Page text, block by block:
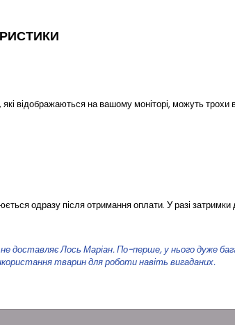
відображаються на вашому моніторі, можуть трохи
одразу після отримання оплати. У разі
доставляє Лось Маріан. По-перше, у нього дуже
тварин для роботи навіть вигаданих.